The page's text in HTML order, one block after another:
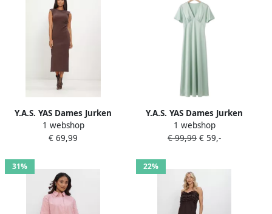
Y.A.S. YAS Dames Jurken
Yaspina Sl Long Dress Bruin
1 webshop
€ 69,99
Y.A.S. YAS Dames Jurken
Yassatina Ss Ankle Dress
Mint
1 webshop
€ 99,99 € 59,-
31% 22%